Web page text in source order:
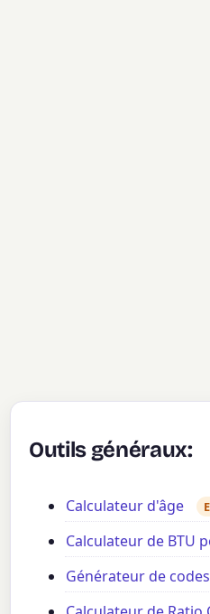
Outils généraux:
Calculateur d'âge
Calculateur de BTU
Générateur de